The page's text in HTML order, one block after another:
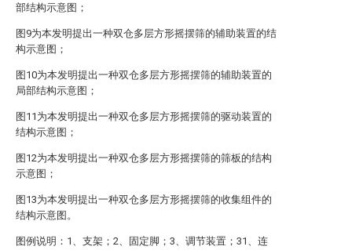
部结构示意图；
图9为本发明提出一种双仓多层方形摇摆筛的辅助装置的结
构示意图；
图10为本发明提出一种双仓多层方形摇摆筛的辅助装置的
局部结构示意图；
图11为本发明提出一种双仓多层方形摇摆筛的驱动装置的
结构示意图；
图12为本发明提出一种双仓多层方形摇摆筛的筛板的结构
示意图；
图13为本发明提出一种双仓多层方形摇摆筛的收集组件的
结构示意图。
图例说明：1、支架；2、固定脚；3、调节装置；31、连